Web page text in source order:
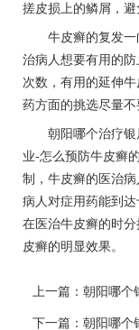
搓皮损上的鳞屑，避
牛皮癣的复发一
治病人想要有用的
次数，有用的延伸
药方面的挑选尽量不
朝阳哪个治疗银
业-怎么预防牛皮癣
制，牛皮癣的医治
病人对症用药能到
在医治牛皮癣的时
皮癣的明显效果。
上一篇：
下一篇：